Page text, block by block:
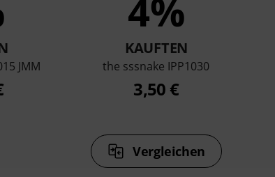
JMM
4%
KAUFTEN
the sssnake IPP1030
3,50 €
Vergleichen